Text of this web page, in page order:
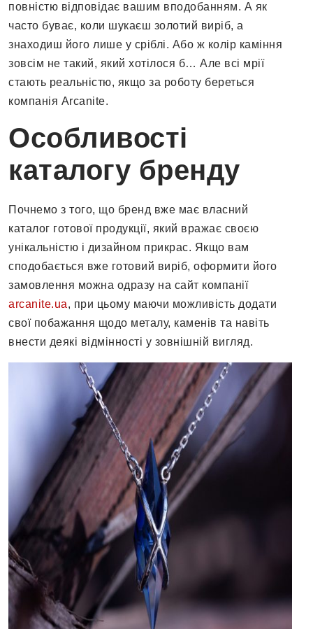
повністю відповідає вашим вподобанням. А як
часто буває, коли шукаєш золотий виріб, а
знаходиш його лише у сріблі. Або ж колір каміння
зовсім не такий, який хотілося б… Але всі мрії
стають реальністю, якщо за роботу береться
компанія Arcanite.
Особливості
каталогу бренду
Почнемо з того, що бренд вже має власний
каталог готової продукції, який вражає своєю
унікальністю і дизайном прикрас. Якщо вам
сподобається вже готовий виріб, оформити його
замовлення можна одразу на сайт компанії
arcanite.ua, при цьому маючи можливість додати
свої побажання щодо металу, каменів та навіть
внести деякі відмінності у зовнішній вигляд.